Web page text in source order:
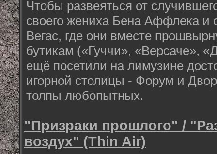
Чтобы развеяться от
своего жениха Бена Аффлека и
Вегас, где они вместе
бутикам («Гуччи», «Версаче»,
ещё посетили на лимузине
игорной столицы - Форум и
толпы любопытных.
"Призраки прошлого" /
воздух" (Thin Air)